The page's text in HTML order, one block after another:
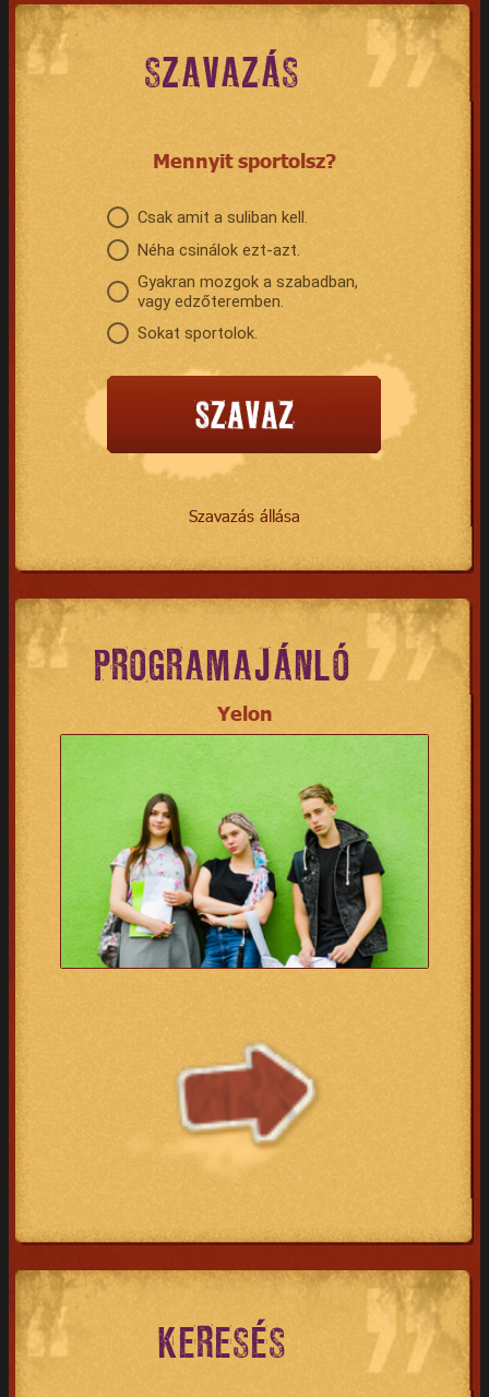
SZAVAZÁS
Mennyit sportolsz?
Csak amit a suliban kell.
Néha csinálok ezt-azt.
Gyakran mozgok a szabadban,
vagy edzőteremben.
Sokat sportolok.
Szavazás állása
PROGRAMAJÁNLÓ
Yelon
KERESÉS